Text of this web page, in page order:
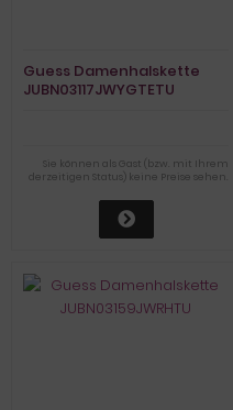
Guess Damenhalskette
JUBN03117JWYGTETU
Sie können als Gast (bzw. mit Ihrem
derzeitigen Status) keine Preise sehen.